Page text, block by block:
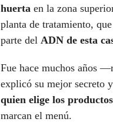
huerta en la zona
planta de tratamiento,
parte del ADN de esta
Fue hace muchos años
explicó su mejor secreto
quien elige los
marcan el menú.